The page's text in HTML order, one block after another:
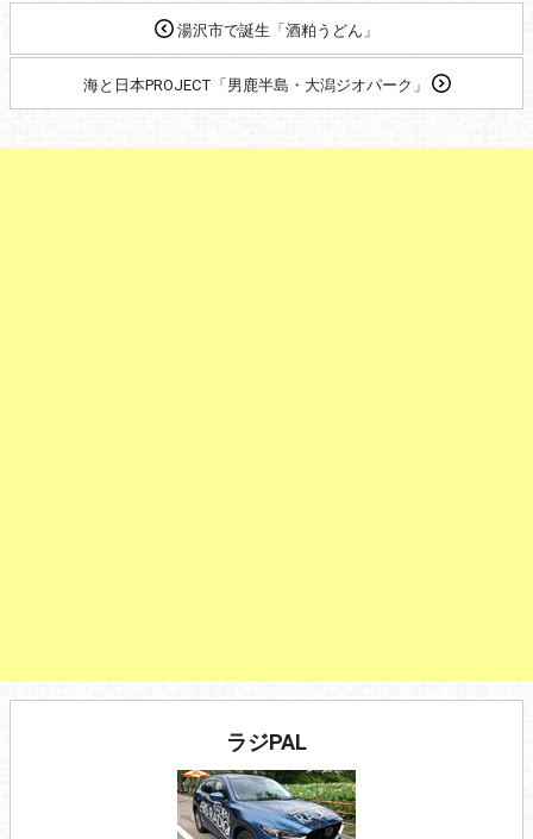
湯沢市で誕生「酒粕うどん」
海と日本PROJECT「男鹿半島・大潟ジオパーク」
ラジPAL